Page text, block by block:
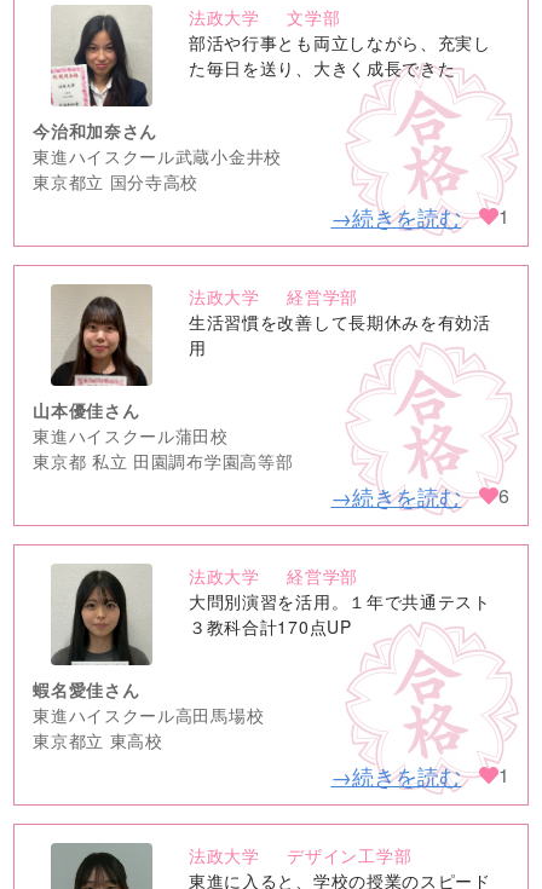
no
image
法政大学
文学部
部活や行事とも両立しながら、充実し
た毎日を送り、大きく成長できた
今治和加奈さん
東進ハイスクール武蔵小金井校
東京都立 国分寺高校
→続きを読む 1
no
image
法政大学
経営学部
生活習慣を改善して長期休みを有効活
用
山本優佳さん
東進ハイスクール蒲田校
東京都 私立 田園調布学園高等部
→続きを読む 6
no
image
法政大学
経営学部
大問別演習を活用。１年で共通テスト
３教科合計170点UP
蝦名愛佳さん
東進ハイスクール高田馬場校
東京都立 東高校
→続きを読む 1
no
法政大学
デザイン工学部
東進に入ると、学校の授業のスピード